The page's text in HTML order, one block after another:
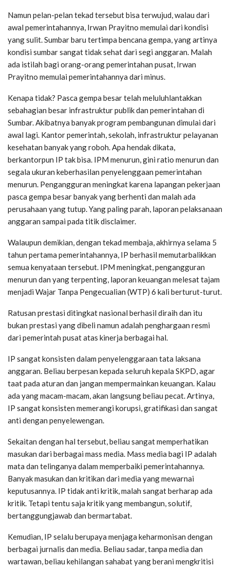
Namun pelan-pelan tekad tersebut bisa terwujud, walau dari
awal pemerintahannya, Irwan Prayitno memulai dari kondisi
yang sulit. Sumbar baru tertimpa bencana gempa, yang artinya
kondisi sumbar sangat tidak sehat dari segi anggaran. Malah
ada istilah bagi orang-orang pemerintahan pusat, Irwan
Prayitno memulai pemerintahannya dari minus.
Kenapa tidak? Pasca gempa besar telah meluluhlantakkan
sebahagian besar infrastruktur publik dan pemerintahan di
Sumbar. Akibatnya banyak program pembangunan dimulai dari
awal lagi. Kantor pemerintah, sekolah, infrastruktur pelayanan
kesehatan banyak yang roboh. Apa hendak dikata,
berkantorpun IP tak bisa. IPM menurun, gini ratio menurun dan
segala ukuran keberhasilan penyelenggaan pemerintahan
menurun. Pengangguran meningkat karena lapangan pekerjaan
pasca gempa besar banyak yang berhenti dan malah ada
perusahaan yang tutup. Yang paling parah, laporan pelaksanaan
anggaran sampai pada titik disclaimer.
Walaupun demikian, dengan tekad membaja, akhirnya selama 5
tahun pertama pemerintahannya, IP berhasil memutarbalikkan
semua kenyataan tersebut. IPM meningkat, pengangguran
menurun dan yang terpenting, laporan keuangan melesat tajam
menjadi Wajar Tanpa Pengecualian (WTP) 6 kali berturut-turut.
Ratusan prestasi ditingkat nasional berhasil diraih dan itu
bukan prestasi yang dibeli namun adalah penghargaan resmi
dari pemerintah pusat atas kinerja berbagai hal.
IP sangat konsisten dalam penyelenggaraan tata laksana
anggaran. Beliau berpesan kepada seluruh kepala SKPD, agar
taat pada aturan dan jangan mempermainkan keuangan. Kalau
ada yang macam-macam, akan langsung beliau pecat. Artinya,
IP sangat konsisten memerangi korupsi, gratifikasi dan sangat
anti dengan penyelewengan.
Sekaitan dengan hal tersebut, beliau sangat memperhatikan
masukan dari berbagai mass media. Mass media bagi IP adalah
mata dan telinganya dalam memperbaiki pemerintahannya.
Banyak masukan dan kritikan dari media yang mewarnai
keputusannya. IP tidak anti kritik, malah sangat berharap ada
kritik. Tetapi tentu saja kritik yang membangun, solutif,
bertanggungjawab dan bermartabat.
Kemudian, IP selalu berupaya menjaga keharmonisan dengan
berbagai jurnalis dan media. Beliau sadar, tanpa media dan
wartawan, beliau kehilangan sahabat yang berani mengkritisi